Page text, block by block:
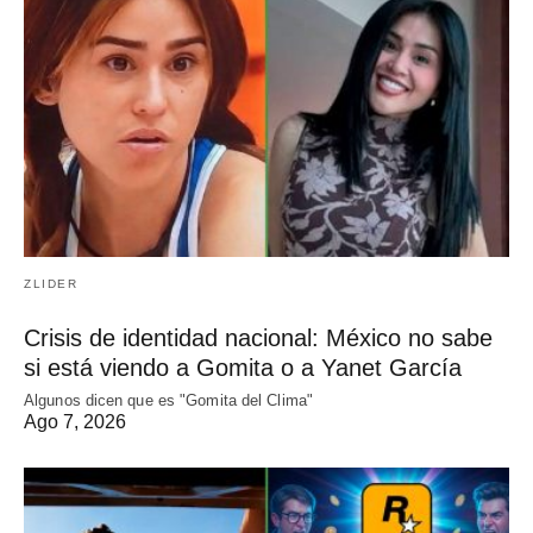
ZLIDER
Crisis de identidad nacional: México no sabe
si está viendo a Gomita o a Yanet García
Algunos dicen que es "Gomita del Clima"
Ago 7, 2026